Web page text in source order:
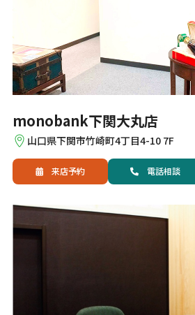
monobank下関大丸店
山口県下関市竹崎町4丁目4-10 7F
来店予約 電話相談